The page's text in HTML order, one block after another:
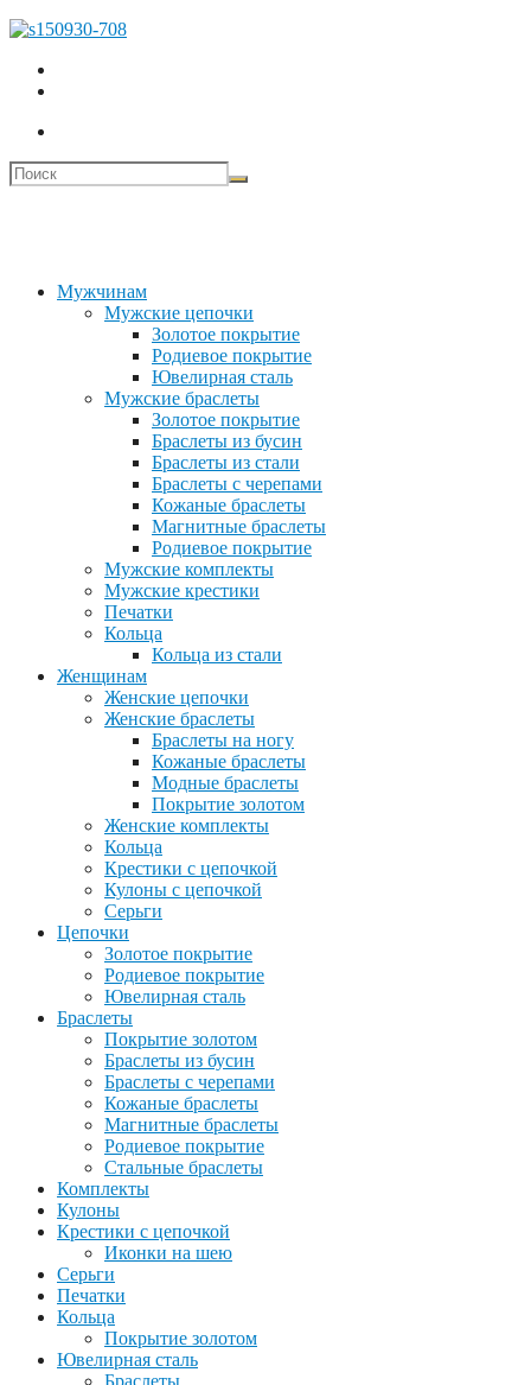
Мужчинам
Мужские цепочки
Золотое покрытие
Родиевое покрытие
Ювелирная сталь
Мужские браслеты
Золотое покрытие
Браслеты из бусин
Браслеты из стали
Браслеты с черепами
Кожаные браслеты
Магнитные браслеты
Родиевое покрытие
Мужские комплекты
Мужские крестики
Печатки
Кольца
Кольца из стали
Женщинам
Женские цепочки
Женские браслеты
Браслеты на ногу
Кожаные браслеты
Модные браслеты
Покрытие золотом
Женские комплекты
Кольца
Крестики с цепочкой
Кулоны с цепочкой
Серьги
Цепочки
Золотое покрытие
Родиевое покрытие
Ювелирная сталь
Браслеты
Покрытие золотом
Браслеты из бусин
Браслеты с черепами
Кожаные браслеты
Магнитные браслеты
Родиевое покрытие
Стальные браслеты
Комплекты
Кулоны
Крестики с цепочкой
Иконки на шею
Серьги
Печатки
Кольца
Покрытие золотом
Ювелирная сталь
Браслеты